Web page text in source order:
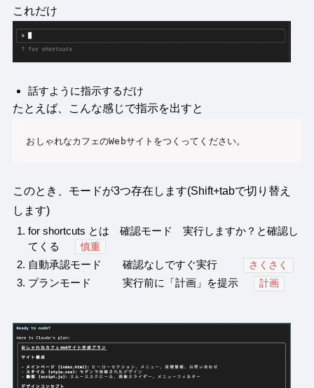
これだけ
話すように指示するだけ
たとえば、こんな感じで指示を出すと
おしゃれなカフェのWebサイトをつくってください。
このとき、モードが3つ存在します(Shift+tabで切り替え
します)
for shortcuts とは 確認モード 実行しますか？と確認し
てくる
慎重
自動承認モード 確認なしですぐ実行 さくさく
プランモード 実行前に「計画」を提示 計画